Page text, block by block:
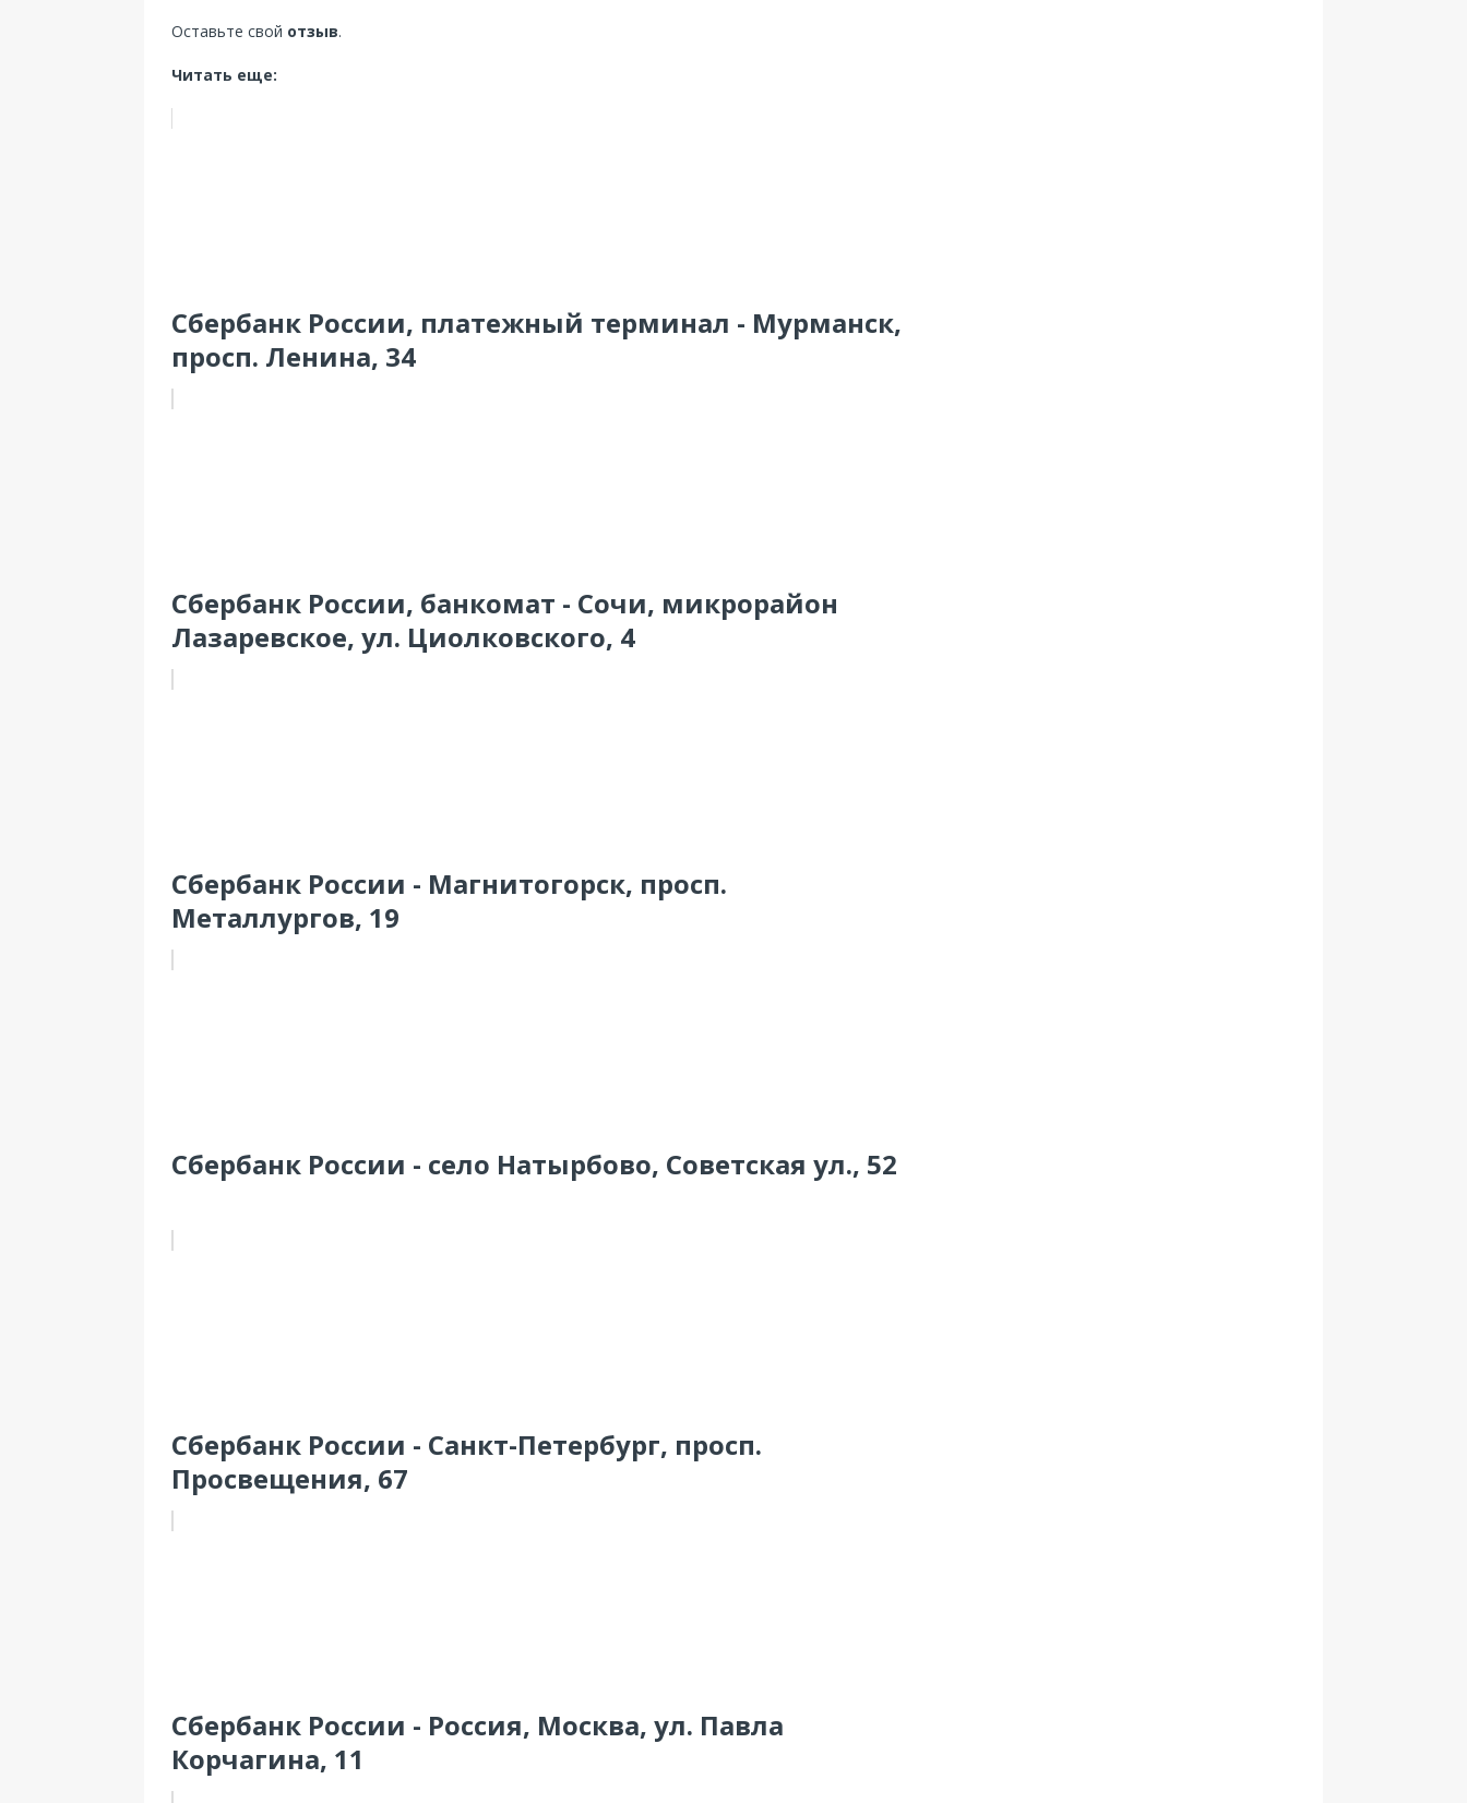
Оставьте свой отзыв.
Читать еще:
Сбербанк России, платежный терминал - Мурманск,
просп. Ленина, 34
Сбербанк России, банкомат - Сочи, микрорайон
Лазаревское, ул. Циолковского, 4
Сбербанк России - Магнитогорск, просп.
Металлургов, 19
Сбербанк России - село Натырбово, Советская ул., 52
Сбербанк России - Санкт-Петербург, просп.
Просвещения, 67
Сбербанк России - Россия, Москва, ул. Павла
Корчагина, 11